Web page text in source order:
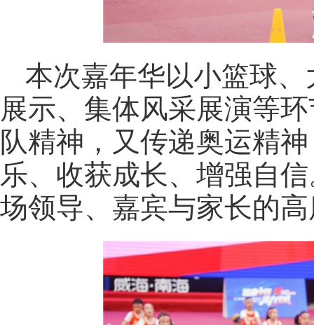
本次嘉年华以小篮球
展示、集体风采展演等
队精神，又传递奥运精
乐、收获成长、增强自
场领导、嘉宾与家长的